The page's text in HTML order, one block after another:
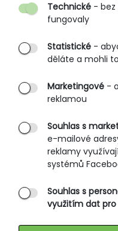
Technické - bez
fungovaly
Statistické -
děláte a mohli
Marketingové -
reklamou
Souhlas s
e-mailové
reklamy
systémů
Souhlas s
využitím dat
O nás
Partnerské prodejny
B2B vstup
PRŮVODCE
Obchodní podmínky
Rozměrové tabulky
Způsoby doručení
Ochrana osobních
SLUŽBY ZÁKAZNÍKŮM